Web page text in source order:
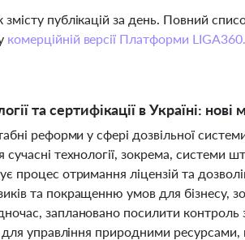
публікацій за день. Повний
комерційній версії Платформи LIGA360.
та сертифікації в Україні:
реформи у сфері дозвільної
технології, зокрема, системи
процес отримання ліцензій та
та покращенню умов для бізнесу,
заплановано посилити контроль
для управління природними